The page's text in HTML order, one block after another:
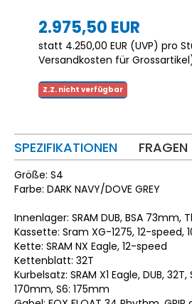
2.975,50 EUR
statt 4.250,00 EUR (UVP) pro
Versandkosten für Grossartikel
Z.Z. nicht verfügbar
SPEZIFIKATIONEN
Größe: S4
Farbe: DARK NAVY/DOVE GREY
Innenlager: SRAM DUB, BSA 73mm,
Kassette: Sram XG-1275, 12-speed,
Kette: SRAM NX Eagle, 12-speed
Kettenblatt: 32T
Kurbelsatz: SRAM X1 Eagle, DUB, 32T,
170mm, S6: 175mm